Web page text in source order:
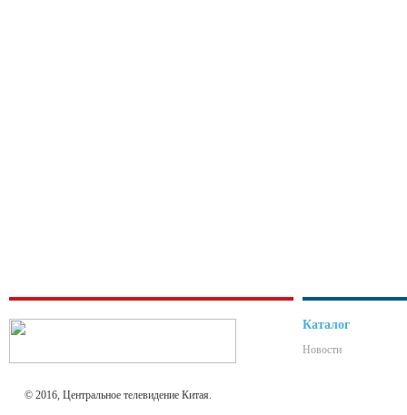
© 2016, Центральное телевидение Китая.
Каталог
Новости